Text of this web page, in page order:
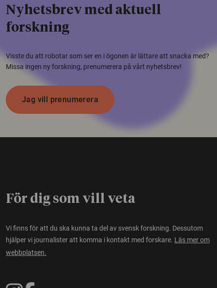
Nyhetsbrev med aktuell
forskning
Visste du att robotar som ser en i ögonen är lättare att snacka med?
Missa ingen ny forskning, prenumerera på vårt nyhetsbrev!
Jag vill prenumerera
För dig som vill veta
Vi finns för att du ska kunna ta del av svensk forskning. Dessutom
hjälper vi journalister att komma i kontakt med forskare. Läs mer om
webbplatsen.